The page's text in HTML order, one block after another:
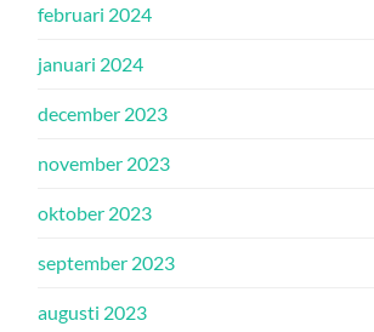
februari 2024
januari 2024
december 2023
november 2023
oktober 2023
september 2023
augusti 2023